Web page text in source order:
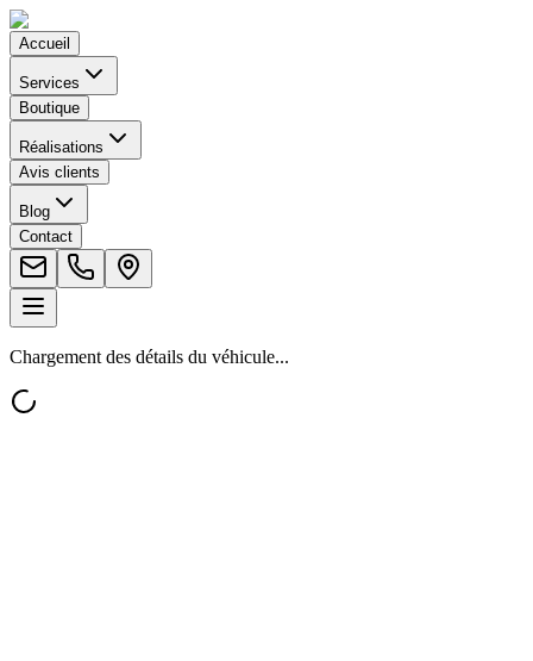
Accueil
Services
Boutique
Réalisations
Avis clients
Blog
Contact
Chargement des détails du véhicule...